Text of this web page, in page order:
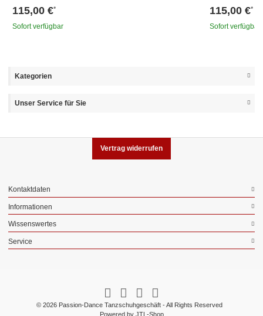
115,00 €*
Sofort verfügbar
115,00 €*
Sofort verfügbar
Kategorien
Unser Service für Sie
Vertrag widerrufen
Kontaktdaten
Informationen
Wissenswertes
Service
© 2026 Passion-Dance Tanzschuhgeschäft - All Rights Reserved
Powered by JTL-Shop